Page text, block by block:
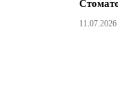
11.07.2026